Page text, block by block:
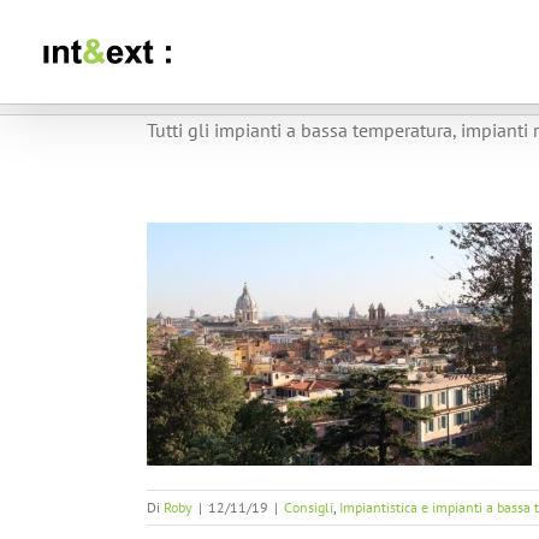
contenuto
Tutti gli impianti a bassa temperatura,
Di Roby | 12/11/19 | Consigli, Impiantistica e impianti a bassa